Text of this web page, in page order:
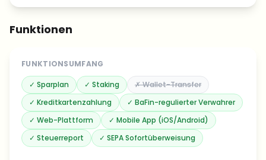
Funktionen
FUNKTIONSUMFANG
✓ Sparplan ✓ Staking ✗Wallet-Transfer
✓ Kreditkartenzahlung ✓ BaFin-regulierter Verwahrer
✓ Web-Plattform ✓ Mobile App (iOS/Android)
✓ Steuerreport ✓ SEPA Sofortüberweisung